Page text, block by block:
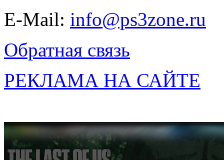
E-Mail: info@ps3zone.ru
Обратная связь
РЕКЛАМА НА САЙТЕ